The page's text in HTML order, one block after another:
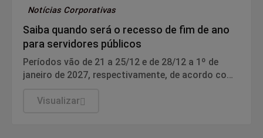
Notícias Corporativas
Saiba quando será o recesso de fim de ano
para servidores públicos
Períodos vão de 21 a 25/12 e de 28/12 a 1º de
janeiro de 2027, respectivamente, de acordo com
Visualizar